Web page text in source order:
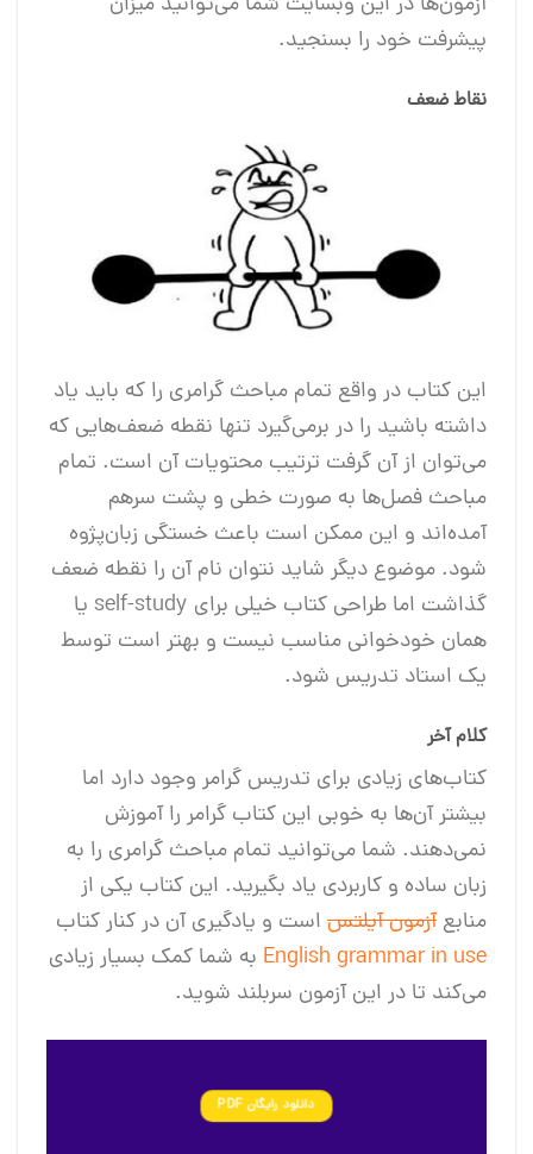
پیشرفت خود را بسنجید.
نقاط ضعف
این کتاب در واقع تمام مباحث گرامری را که باید یاد
داشته باشید را در بر‌می‌گیرد تنها نقطه ضعف‌هایی که
می‌توان از آن گرفت ترتیب محتویات آن است. تمام
مباحث فصل‌ها به صورت خطی و پشت سر‌هم
آمده‌اند و این ممکن است باعث خستگی زبان‌پژوه
شود. موضوع دیگر شاید نتوان نام آن را نقطه ضعف
گذاشت اما طراحی کتاب خیلی برای self-study یا
همان خودخوانی مناسب نیست و بهتر است توسط
یک استاد تدریس شود.
کلام آخر
کتاب‌های زیادی برای تدریس گرامر وجود دارد اما
بیشتر آن‌ها به خوبی این کتاب گرامر را آموزش
نمی‌دهند. شما می‌توانید تمام مباحث گرامری را به
زبان ساده و کاربردی یاد بگیرید. این کتاب یکی از
منابعآزمون آیلتس است و یادگیری آن در کنار کتاب
English grammar in use به شما کمک بسیار زیادی
می‌کند تا در این آزمون سربلند شوید.
دانلود رایگان PDF